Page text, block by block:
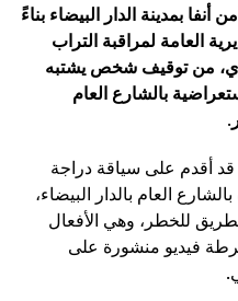
بمدينة الدار البيضاء بناءً
العامة لمراقبة التراب
26 يناير الجاري، من توقيف شخص يشتبه
بالشارع العام
.
أقدم على سياقة دراجة
العام بالدار البيضاء،
للخطر، وهي الأفعال
فيديو منشورة على